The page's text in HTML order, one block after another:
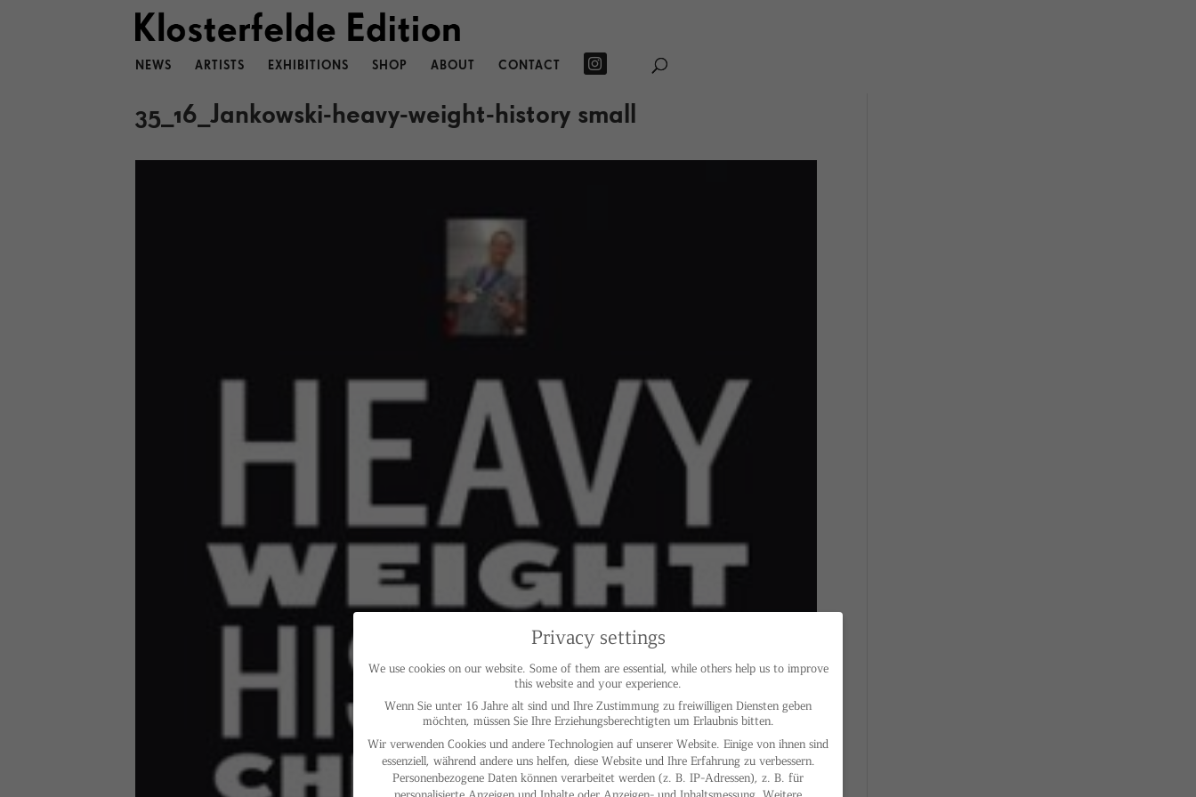
NEWS ARTISTS EXHIBITIONS SHOP ABOUT CONTACT
35_16_Jankowski-heavy-weight-history small
Privacy settings
We use cookies on our website. Some of them are essential, while others help us to improve
this website and your experience.
Wenn Sie unter 16 Jahre alt sind und Ihre Zustimmung zu freiwilligen Diensten geben
möchten, müssen Sie Ihre Erziehungsberechtigten um Erlaubnis bitten.
Wir verwenden Cookies und andere Technologien auf unserer Website. Einige von ihnen sind
essenziell, während andere uns helfen, diese Website und Ihre Erfahrung zu verbessern.
Personenbezogene Daten können verarbeitet werden (z. B. IP-Adressen), z. B. für